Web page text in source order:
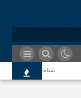
شناختیک| ۸۶ درصد مهاجران حامی ایران در جنگ؛ ۷۵ درصد مهاجران دولت چهاردهم را خیرخواه خود نمی‌دانند